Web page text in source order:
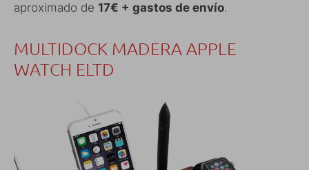
aproximado de 17€ + gastos de envío.
MULTIDOCK MADERA APPLE
WATCH ELTD